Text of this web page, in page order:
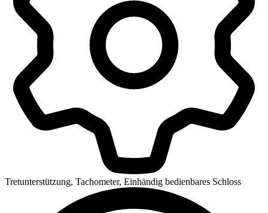
Tretunterstützung, Tachometer, Einhändig bedienbares Schloss